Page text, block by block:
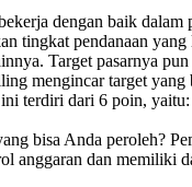
dengan baik dalam
tingkat pendanaan
Target pasarnya
mengincar target yang
terdiri dari 6 poin, yaitu:
bisa Anda peroleh?
anggaran dan memiliki